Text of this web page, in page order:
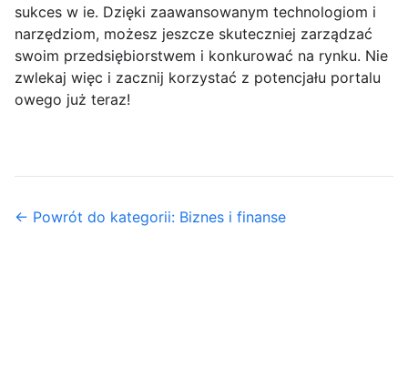
sukces w ie. Dzięki zaawansowanym technologiom i
narzędziom, możesz jeszcze skuteczniej zarządzać
swoim przedsiębiorstwem i konkurować na rynku. Nie
zwlekaj więc i zacznij korzystać z potencjału portalu
owego już teraz!
← Powrót do kategorii: Biznes i finanse